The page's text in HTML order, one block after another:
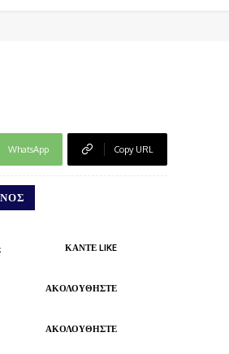
WhatsApp Copy URL
ΚΆΝΤΕ LIKE
ΑΚΟΛΟΥΘΉΣΤΕ
ΑΚΟΛΟΥΘΉΣΤΕ